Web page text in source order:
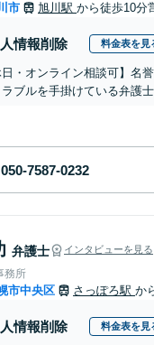
市 旭川駅 から徒歩10分
情報削除 料金表を見
日・オンライン相談可】
ブルを手掛けている弁護
弁護士 インタビューを見る
務所
市中央区 さっぽろ駅 か
情報削除 料金表を見